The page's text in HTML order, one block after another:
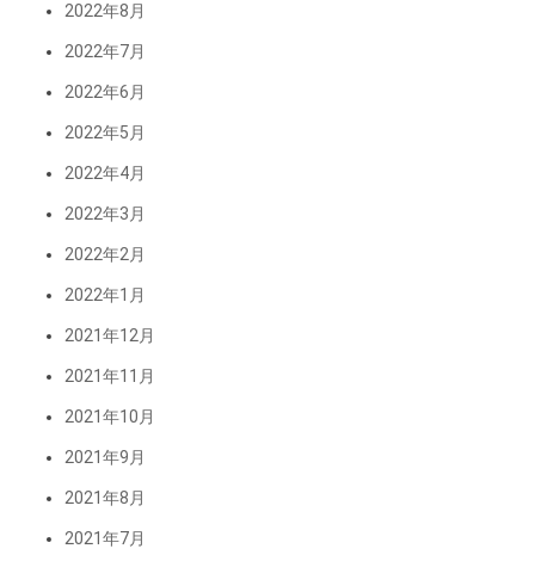
2022年8月
2022年7月
2022年6月
2022年5月
2022年4月
2022年3月
2022年2月
2022年1月
2021年12月
2021年11月
2021年10月
2021年9月
2021年8月
2021年7月